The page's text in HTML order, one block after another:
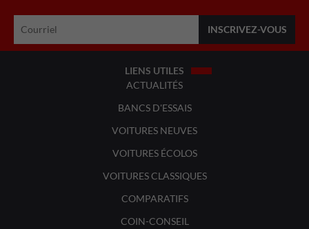
LIENS UTILES
ACTUALITÉS
BANCS D'ESSAIS
VOITURES NEUVES
VOITURES ÉCOLOS
VOITURES CLASSIQUES
COMPARATIFS
COIN-CONSEIL